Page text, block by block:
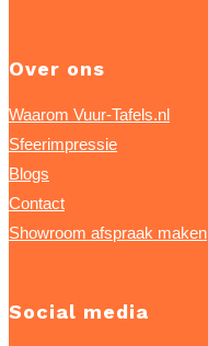
Over ons
Waarom Vuur-Tafels.nl
Sfeerimpressie
Blogs
Contact
Showroom afspraak maken
Social media